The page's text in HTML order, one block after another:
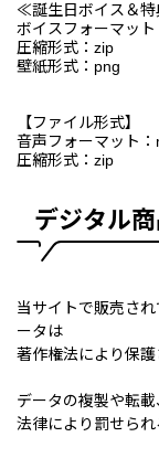
≪誕生日ボイス＆
ボイスフォーマッ
圧縮形式：zip
壁紙形式：png
【ファイル形式】
音声フォーマット：
圧縮形式：zip
デジタル
当サイトで販売さ
ータは
著作権法により保護
データの複製や転載
法律により罰せられ